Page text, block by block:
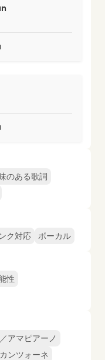
のある歌詞
ク対応 ボーカル
性
アマピアーノ
ンツォーネ